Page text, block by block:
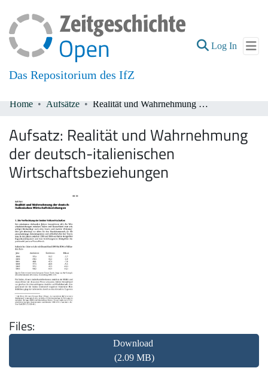
Das Repositorium des IfZ
Log In (current)
All of DSpace
Home Aufsätze Realität und Wahrnehmung der deutsch-italienischen Wirtschaftsbeziehungen
Aufsatz: Realität und Wahrnehmung
der deutsch-italienischen
Wirtschaftsbeziehungen
Files
Download
(2.09 MB)